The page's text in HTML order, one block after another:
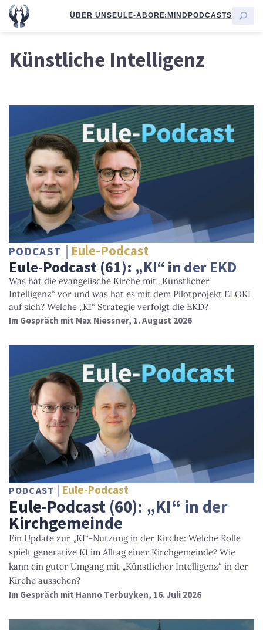
ÜBER UNSEULE-ABORE:MINDPODCASTS
Künstliche Intelligenz
PODCAST Eule-Podcast
Eule-Podcast (61): „KI“ in der EKD
Was hat die evangelische Kirche mit „Künstlicher
Intelligenz“ vor und was hat es mit dem Pilotprojekt ELOKI
auf sich? Welche „KI“ Strategie verfolgt die EKD?
Im Gespräch mit Max Niessner, 1. August 2026
PODCAST Eule-Podcast
Eule-Podcast (60): „KI“ in der
Kirchgemeinde
Ein Update zur „KI“-Nutzung in der Kirche: Welche Rolle
spielt generative KI im Alltag einer Kirchgemeinde? Wie
kann ein guter Umgang mit „Künstlicher Intelligenz“ in der
Kirche aussehen?
Im Gespräch mit Hanno Terbuyken, 16. Juli 2026